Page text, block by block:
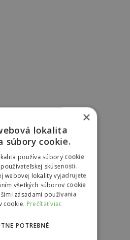
×
lokalita
súbory cookie.
používa súbory cookie
skúsenosti.
webovej lokality vyjadrujete
všetkých súborov cookie
zásadami používania
cookie. Prečítať viac
POTREBNÉ